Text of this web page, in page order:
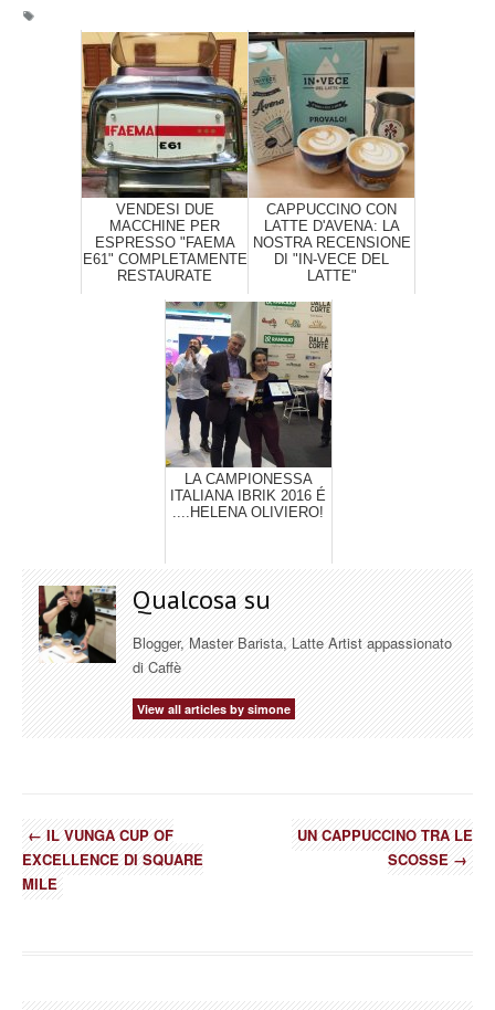
VENDESI DUE
MACCHINE PER
ESPRESSO "FAEMA
E61" COMPLETAMENTE
RESTAURATE
CAPPUCCINO CON
LATTE D'AVENA: LA
NOSTRA RECENSIONE
DI "IN-VECE DEL
LATTE"
LA CAMPIONESSA
ITALIANA IBRIK 2016 É
....HELENA OLIVIERO!
Qualcosa su
Blogger, Master Barista, Latte Artist appassionato
di Caffè
View all articles by simone
←IL VUNGA CUP OF
EXCELLENCE DI SQUARE
MILE
UN CAPPUCCINO TRA LE
SCOSSE→